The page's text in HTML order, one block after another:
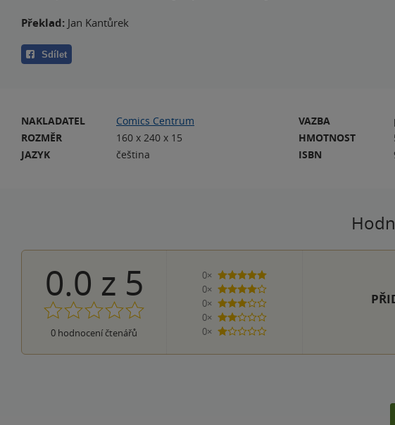
Překlad: Jan Kantůrek
Sdílet
NAKLADATEL
Comics Centrum
ROZMĚR
160 x 240 x 15
JAZYK
čeština
VAZBA
HMOTNOST
ISBN
0.0 z 5
0 hodnocení čtenářů
0×
5 hvězdiček
0×
4 hvězdičky
0×
3 hvězdičky
0×
2 hvězdičky
0×
1 hvezdička